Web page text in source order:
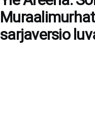
sarjaversio